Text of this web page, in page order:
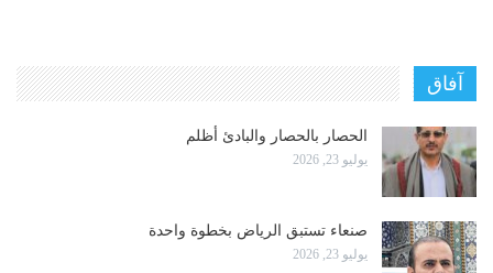
آفاق
الحصار بالحصار والبادئ أظلم
يوليو 23, 2026
صنعاء تستبق الرياض بخطوة واحدة
يوليو 23, 2026